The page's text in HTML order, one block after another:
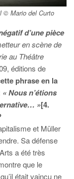
© Mario del Curto
d’une pièce
en scène de
au Théâtre
éditions de
phrase en la
«Nous n’étions
»[4.
et Müller
Sa défense
a été très
que le
était vaincu ne